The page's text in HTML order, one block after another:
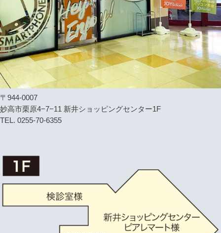
〒944-0007
妙高市栗原4−7−11 新井ショッピングセンター1F
TEL. 0255-70-6355